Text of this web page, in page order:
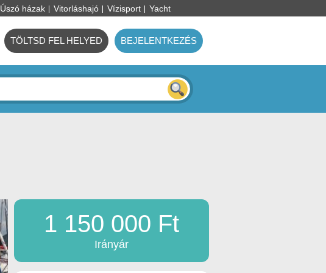
Úszó házak Vitorláshajó Vízisport Yacht
TÖLTSD FEL HELYED BEJELENTKEZÉS
1 150 000 Ft
Irányár